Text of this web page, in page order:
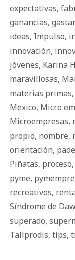
expectativas,
ganancias, gastar
ideas, Impulso,
innovación,
jóvenes, Karina
maravillosas,
materias primas,
Mexico, Micro
Microempresas,
propio, nombre,
orientación,
Piñatas, proceso,
pyme,
recreativos,
Síndrome de
superado,
Tallprodis, tips,